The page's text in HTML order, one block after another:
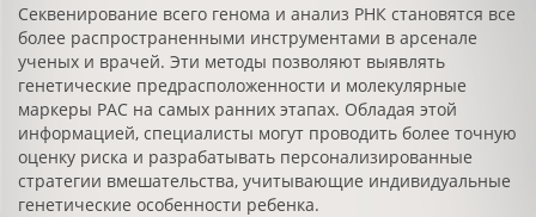
Секвенирование всего генома и анализ РНК становятся все
более распространенными инструментами в арсенале
ученых и врачей. Эти методы позволяют выявлять
генетические предрасположенности и молекулярные
маркеры РАС на самых ранних этапах. Обладая этой
информацией, специалисты могут проводить более точную
оценку риска и разрабатывать персонализированные
стратегии вмешательства, учитывающие индивидуальные
генетические особенности ребенка.